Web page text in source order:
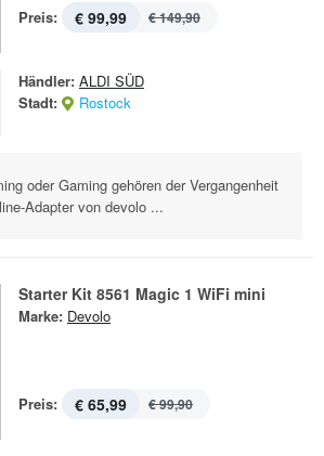
Preis: € 99,99 € 149,90
Händler: ALDI SÜD
Stadt:
Rostock
oder Gaming gehören der Vergangenheit
Adapter von devolo ...
Starter Kit 8561 Magic 1 WiFi mini
Marke: Devolo
Preis: € 65,99 € 99,90